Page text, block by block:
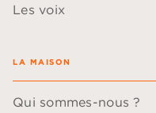
Les voix
LA MAISON
Qui sommes-nous ?